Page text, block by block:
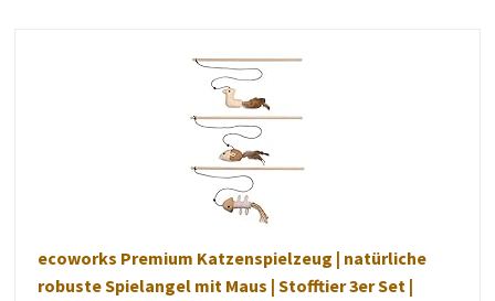
ecoworks Premium Katzenspielzeug | natürliche
robuste Spielangel mit Maus | Stofftier 3er Set |